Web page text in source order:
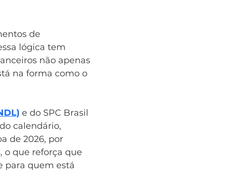
de
lógica tem
não apenas
na forma como o
e do SPC Brasil
calendário,
de 2026, por
o que reforça que
para quem está